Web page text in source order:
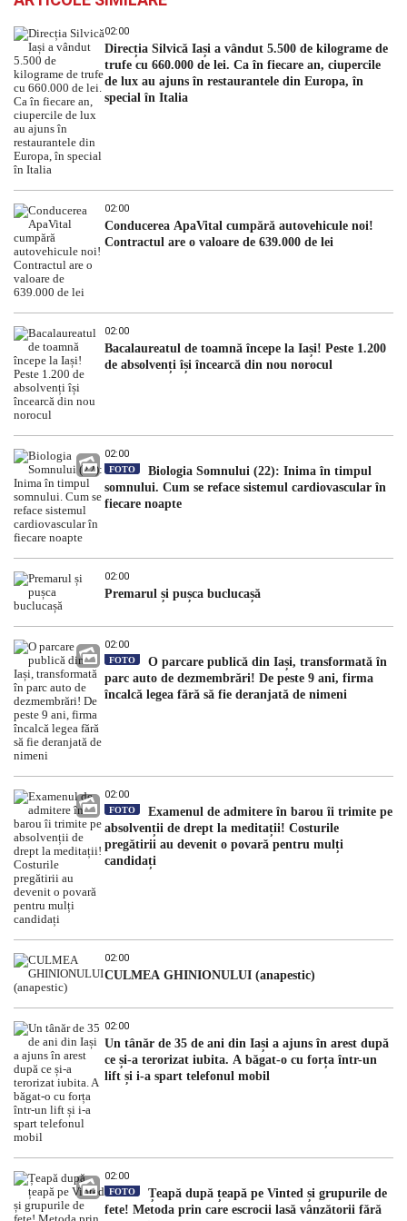
02:00
Direcția Silvică Iași a vândut 5.500 de kilograme de
trufe cu 660.000 de lei. Ca în fiecare an, ciupercile
de lux au ajuns în restaurantele din Europa, în
special în Italia
02:00
Conducerea ApaVital cumpără autovehicule noi!
Contractul are o valoare de 639.000 de lei
02:00
Bacalaureatul de toamnă începe la Iași! Peste 1.200
de absolvenți își încearcă din nou norocul
02:00
FOTO
Biologia Somnului (22): Inima în timpul
somnului. Cum se reface sistemul cardiovascular în
fiecare noapte
02:00
Premarul și pușca buclucașă
02:00
FOTO
O parcare publică din Iași, transformată în
parc auto de dezmembrări! De peste 9 ani, firma
încalcă legea fără să fie deranjată de nimeni
02:00
FOTO
Examenul de admitere în barou îi trimite pe
absolvenții de drept la meditații! Costurile
pregătirii au devenit o povară pentru mulți
candidați
02:00
CULMEA GHINIONULUI (anapestic)
02:00
Un tânăr de 35 de ani din Iași a ajuns în arest după
ce și-a terorizat iubita. A băgat-o cu forța într-un
lift și i-a spart telefonul mobil
02:00
FOTO
Țeapă după țeapă pe Vinted și grupurile de
fete! Metoda prin care escrocii lasă vânzătorii fără